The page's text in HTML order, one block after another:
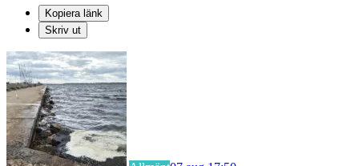
Kopiera länk
Skriv ut